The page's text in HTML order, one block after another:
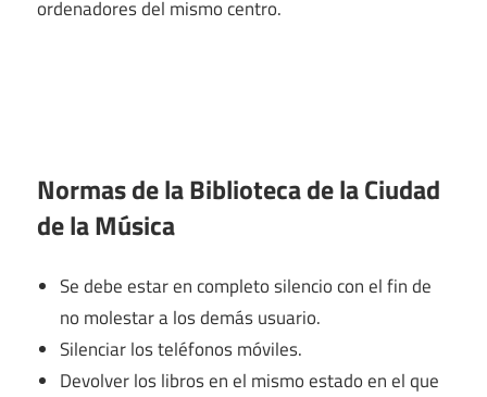
ordenadores del mismo centro.
Normas de la Biblioteca de la Ciudad
de la Música
Se debe estar en completo silencio con el fin de
no molestar a los demás usuario.
Silenciar los teléfonos móviles.
Devolver los libros en el mismo estado en el que